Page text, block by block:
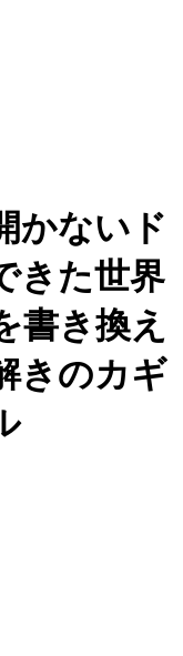
かないド
きた世界
書き換え
きのカギ